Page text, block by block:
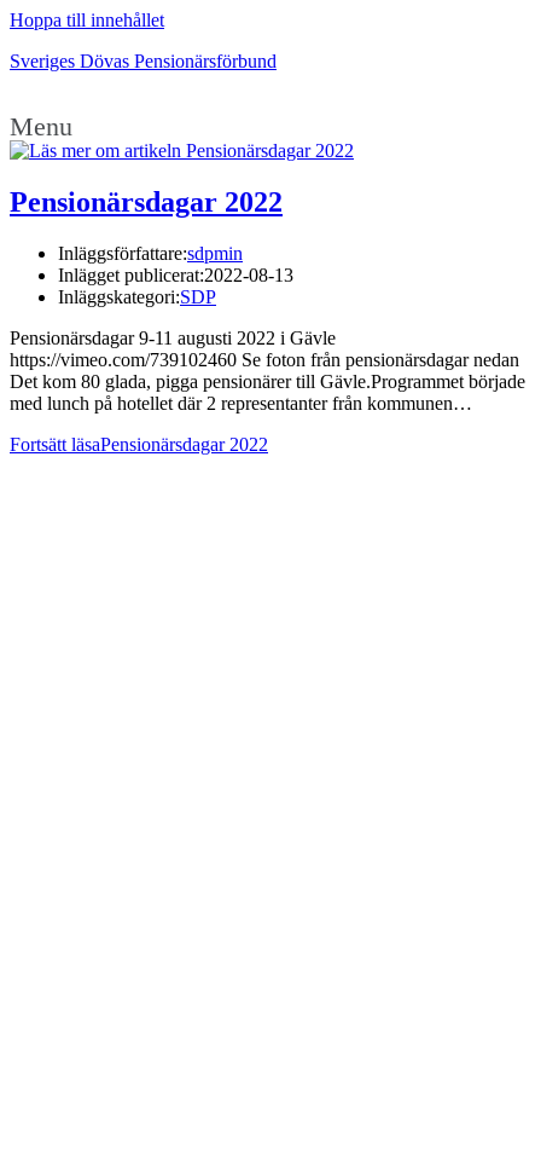
Hoppa till innehållet
Sveriges Dövas Pensionärsförbund
Menu
Pensionärsdagar 2022
Inläggsförfattare:sdpmin
Inlägget publicerat:2022-08-13
Inläggskategori:SDP
Pensionärsdagar 9-11 augusti 2022 i Gävle
https://vimeo.com/739102460 Se foton från pensionärsdagar nedan
Det kom 80 glada, pigga pensionärer till Gävle.Programmet började
med lunch på hotellet där 2 representanter från kommunen…
Fortsätt läsaPensionärsdagar 2022